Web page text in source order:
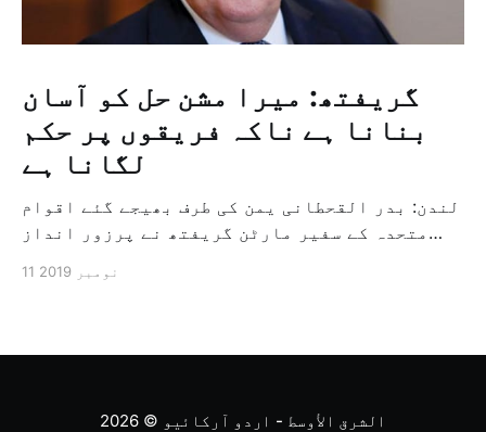
گریفتھ: میرا مشن حل کو آسان
بنانا ہے ناکہ فریقوں پر حکم
لگانا ہے
لندن: بدر القحطانی یمن کی طرف بھیجے گئے اقوام
متحدہ کے سفیر مارٹن گریفتھ نے پرزور انداز
ثالثی اور اس کشمکش کی حدبندی کرنے کے لئے ایک
11 نومبر 2019
الشرق الأوسط - اردو آرکائیو © 2026